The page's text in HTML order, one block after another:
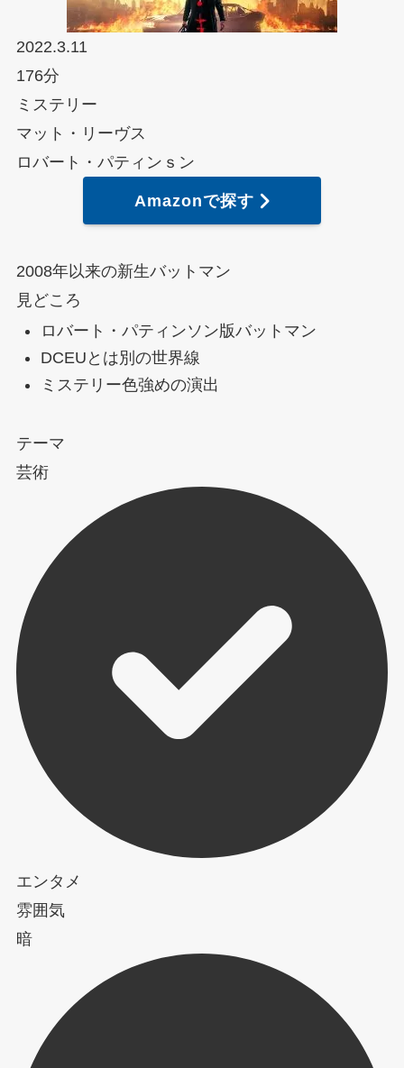
2022.3.11
176分
ミステリー
マット・リーヴス
ロバート・パティンｓン
Amazonで探す
2008年以来の新生バットマン
見どころ
ロバート・パティンソン版バットマン
DCEUとは別の世界線
ミステリー色強めの演出
テーマ
芸術
エンタメ
雰囲気
暗